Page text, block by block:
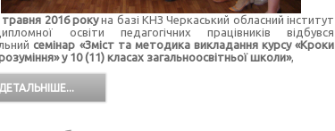
2016 рокуна базі КНЗ Черкаський обласний інститут
освіти педагогічних працівників відбувся
семінар «Зміст та методика викладання курсу «Кроки
у 10 (11) класах загальноосвітньої школи»,
ДЕТАЛЬНІШЕ...